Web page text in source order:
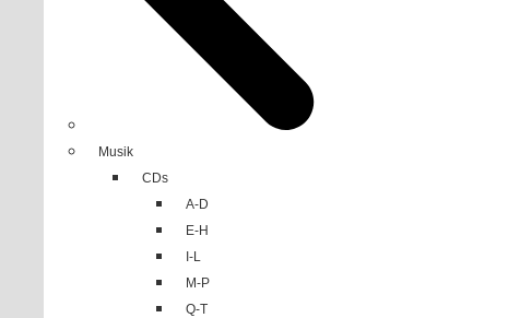
Musik
CDs
A-D
E-H
I-L
M-P
Q-T